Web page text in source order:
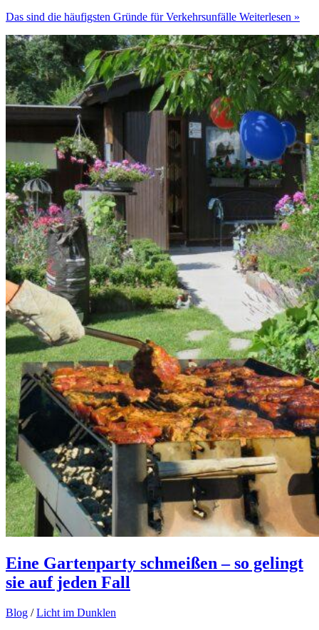
Das sind die häufigsten Gründe für Verkehrsunfälle Weiterlesen »
Eine Gartenparty schmeißen – so gelingt
sie auf jeden Fall
Blog /Licht im Dunklen